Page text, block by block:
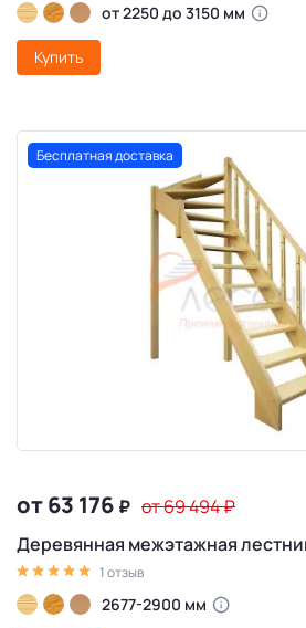
от 2250 до 3150 мм
Купить
Бесплатная доставка
от 63 176 ₽ от 69 494₽
Деревянная межэтажная
1 отзыв
2677-2900 мм